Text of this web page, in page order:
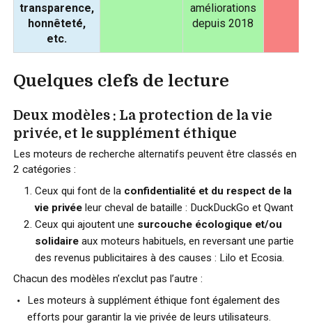
transparence,
honnêteté,
etc.
améliorations
depuis 2018
Quelques clefs de lecture
Deux modèles : La protection de la vie
privée, et le supplément éthique
Les moteurs de recherche alternatifs peuvent être classés en
2 catégories :
Ceux qui font de la confidentialité et du respect de la
vie privéeleur cheval de bataille : DuckDuckGo et Qwant
Ceux qui ajoutent une surcouche écologique et/ou
solidaireaux moteurs habituels, en reversant une partie
des revenus publicitaires à des causes : Lilo et Ecosia.
Chacun des modèles n’exclut pas l’autre :
Les moteurs à supplément éthique font également des
efforts pour garantir la vie privée de leurs utilisateurs.